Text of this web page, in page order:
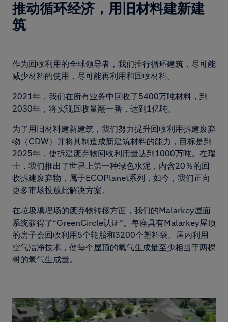
推动循环经济，用旧材料建新建
筑
作为回收利用的全球领导者，我们推行循环建筑，尽可能
减少材料的使用，尽可能再利用和回收材料。
2021年，我们在所有业务中回收了5400万吨材料，到
2030年，将实现回收量翻一番，达到1亿吨。
为了用旧材料建新建筑，我们努力提升回收利用拆建废弃
物（CDW）并将其制造成新建筑材料的能力，目标是到
2025年，使拆建废弃物回收利用量达到1000万吨。在瑞
士，我们推出了世界上第一种绿色水泥，内含20％的回
收拆建废弃物，属于ECOPlanet系列，如今，我们正向
更多市场投放此解决方案。
在垃圾填埋场的废弃物转移方面，我们的Malarkey屋面
系统获得了“GreenCircle认证”。每座具有Malarkey屋顶
的房子会回收利用5个轮胎和3200个塑料袋。屋内利用
空气洁净技术，使每个屋顶的氧气生成量至少相当于两棵
树的氧气生成量。